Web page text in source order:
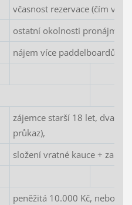
včasnost rezervace (čím
ostatní okolnosti pronájmu
nájem více paddelboardů
zájemce starší 18 let, dva
průkaz),
složení vratné kauce +
peněžitá 10.000 Kč, nebo